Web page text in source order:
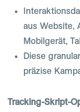
aus Website,
Mobilgerät,
Diese
präzise
Tracking-Skript-